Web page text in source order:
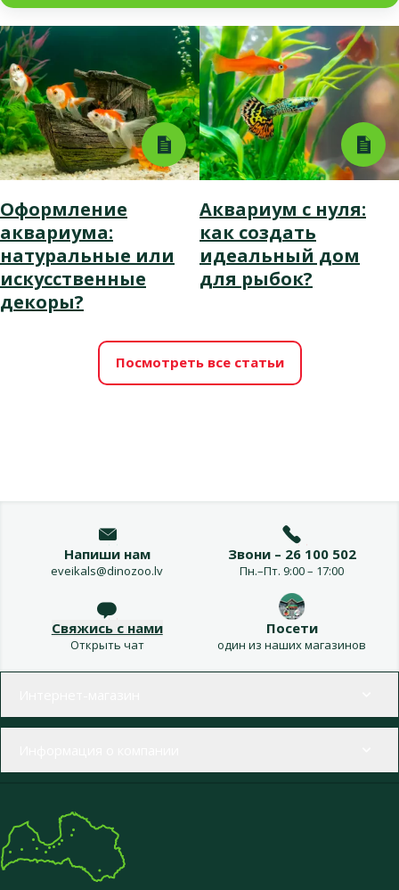
Оформление
аквариума:
натуральные или
искусственные
декоры?
Аквариум с нуля:
как создать
идеальный дом
для рыбок?
Посмотреть все статьи
Напиши нам
eveikals@dinozoo.lv
Звони – 26 100 502
Пн.–Пт. 9:00 – 17:00
Свяжись с нами
Открыть чат
Посети
один из наших магазинов